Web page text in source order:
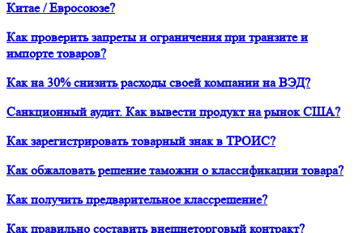
Китае / Евросоюзе?
Как проверить запреты и ограничения при транзите и
импорте товаров?
Как на 30% снизить расходы своей компании на ВЭД?
Санкционный аудит. Как вывести продукт на рынок США?
Как зарегистрировать товарный знак в ТРОИС?
Как обжаловать решение таможни о классификации товара?
Как получить предварительное классрешение?
Как правильно составить внешнеторговый контракт?